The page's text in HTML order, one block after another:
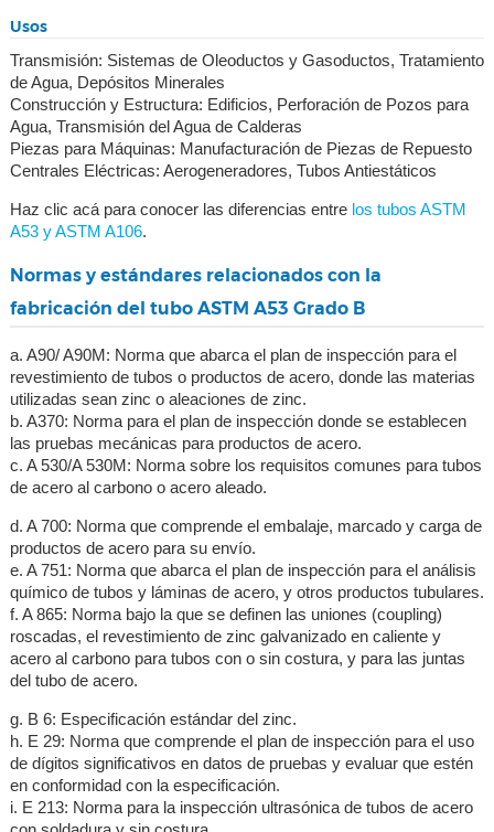
Usos
Transmisión: Sistemas de Oleoductos y Gasoductos, Tratamiento
de Agua, Depósitos Minerales
Construcción y Estructura: Edificios, Perforación de Pozos para
Agua, Transmisión del Agua de Calderas
Piezas para Máquinas: Manufacturación de Piezas de Repuesto
Centrales Eléctricas: Aerogeneradores, Tubos Antiestáticos
Haz clic acá para conocer las diferencias entre los tubos ASTM
A53 y ASTM A106.
Normas y estándares relacionados con la
fabricación del tubo ASTM A53 Grado B
a. A90/ A90M: Norma que abarca el plan de inspección para el
revestimiento de tubos o productos de acero, donde las materias
utilizadas sean zinc o aleaciones de zinc.
b. A370: Norma para el plan de inspección donde se establecen
las pruebas mecánicas para productos de acero.
c. A 530/A 530M: Norma sobre los requisitos comunes para tubos
de acero al carbono o acero aleado.
d. A 700: Norma que comprende el embalaje, marcado y carga de
productos de acero para su envío.
e. A 751: Norma que abarca el plan de inspección para el análisis
químico de tubos y láminas de acero, y otros productos tubulares.
f. A 865: Norma bajo la que se definen las uniones (coupling)
roscadas, el revestimiento de zinc galvanizado en caliente y
acero al carbono para tubos con o sin costura, y para las juntas
del tubo de acero.
g. B 6: Especificación estándar del zinc.
h. E 29: Norma que comprende el plan de inspección para el uso
de dígitos significativos en datos de pruebas y evaluar que estén
en conformidad con la especificación.
i. E 213: Norma para la inspección ultrasónica de tubos de acero